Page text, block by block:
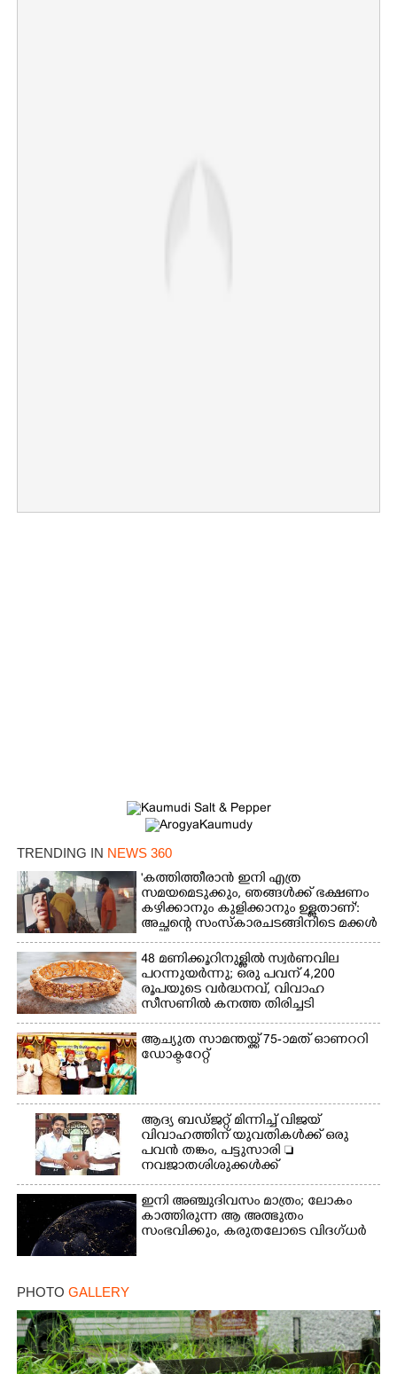
TRENDING IN NEWS 360
'കത്തിത്തീരാൻ ഇനി എത്ര
സമയമെടുക്കും, ഞങ്ങൾക്ക് ഭക്ഷണം
കഴിക്കാനും കുളിക്കാനും ഉള്ളതാണ്':
അച്ഛന്റെ സംസ്കാരചടങ്ങിനിടെ മക്കൾ
48 മണിക്കൂറിനുള്ളിൽ സ്വർണവില
പറന്നുയർന്നു; ഒരു പവന് 4,200
രൂപയുടെ വർദ്ധനവ്, വിവാഹ
സീസണിൽ കനത്ത തിരിച്ചടി
ആച്യുത സാമന്തയ്ക്ക് 75-ാമത് ഓണററി
ഡോക്ടറേറ്റ്
ആദ്യ ബഡ്ജറ്റ് മിന്നിച്ച് വിജയ്
വിവാഹത്തിന് യുവതികൾക്ക് ഒരു
പവൻ തങ്കം, പട്ടുസാരി 
നവജാതശിശുക്കൾക്ക്
സ്വർണമോതിരം  വിദ്യാർത്ഥികൾക്ക്
സൈക്കിൾ
ഇനി അഞ്ചുദിവസം മാത്രം; ലോകം
കാത്തിരുന്ന ആ അത്ഭുതം
സംഭവിക്കും, കരുതലോടെ വിദഗ്ധർ
PHOTO GALLERY